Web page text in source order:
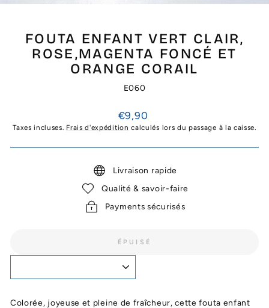
FOUTA ENFANT VERT CLAIR,
ROSE,MAGENTA FONCÉ ET
ORANGE CORAIL
E060
Prix
régulier
€9,90
Taxes incluses. Frais d'expédition calculés lors du passage à la caisse.
Livraison rapide
Qualité & savoir-faire
Payments sécurisés
ÉPUISÉ
Colorée, joyeuse et pleine de fraîcheur, cette fouta enfant